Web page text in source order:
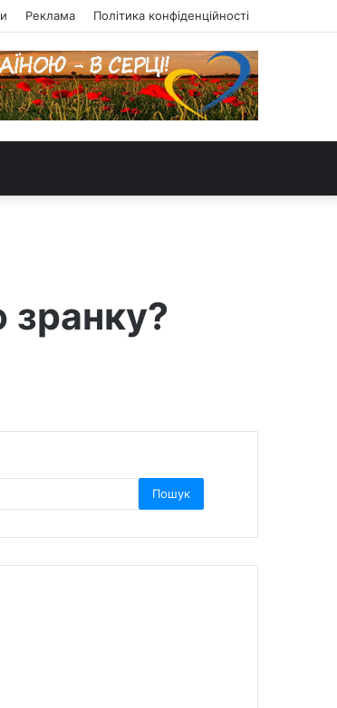
Реклама Політика конфіденційності
зранку?
Пошук